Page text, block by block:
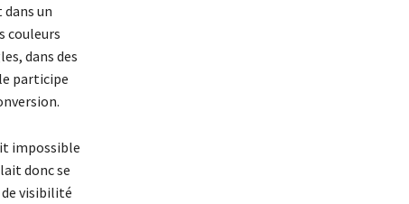
un
couleurs
dans des
participe
impossible
donc se
de visibilité